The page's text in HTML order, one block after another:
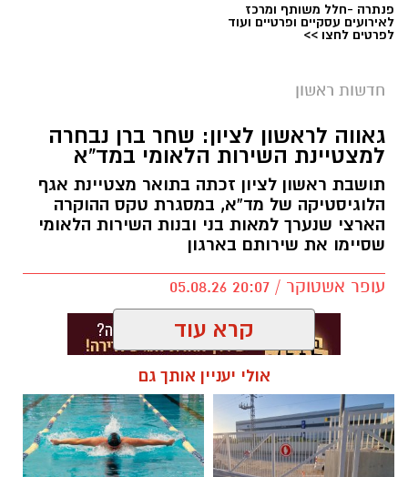
פנתרה -חלל משותף ומרכז
לאירועים עסקיים ופרטיים ועוד
לפרטים לחצו >>
חדשות ראשון
גאווה לראשון לציון: שחר ברן נבחרה
למצטיינת השירות הלאומי במד”א
תושבת ראשון לציון זכתה בתואר מצטיינת אגף
הלוגיסטיקה של מד”א, במסגרת טקס ההוקרה
הארצי שנערך למאות בני ובנות השירות הלאומי
שסיימו את שירותם בארגון
עופר אשטוקר / 20:07 05.08.26
תגים:מד״א, שחר ברן
קרא עוד
אולי יעניין אותך גם